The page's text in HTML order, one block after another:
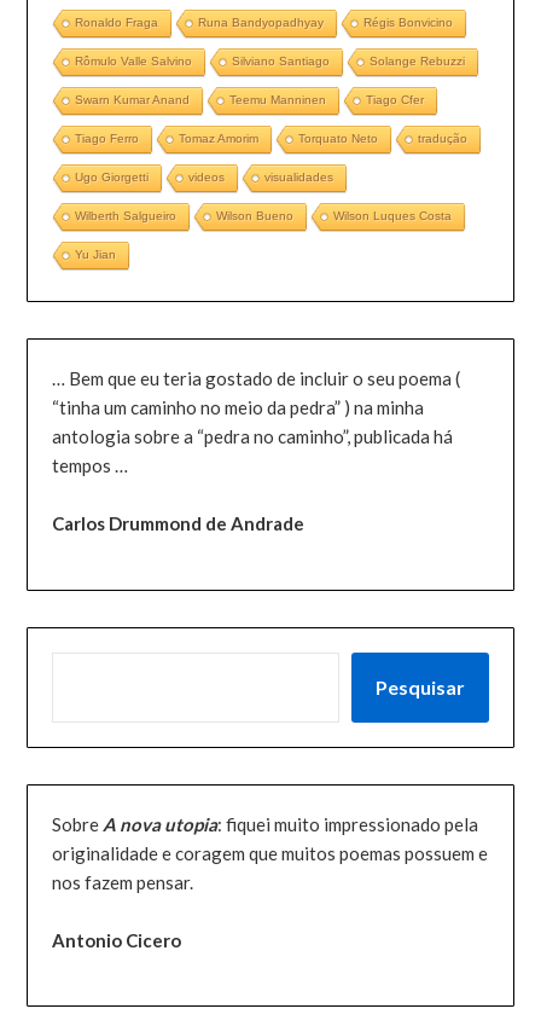
Ronaldo Fraga Runa Bandyopadhyay Régis Bonvicino
Rômulo Valle Salvino Silviano Santiago Solange Rebuzzi
Swarn Kumar Anand Teemu Manninen Tiago Cfer
Tiago Ferro Tomaz Amorim Torquato Neto tradução
Ugo Giorgetti videos visualidades
Wilberth Salgueiro Wilson Bueno Wilson Luques Costa
Yu Jian
… Bem que eu teria gostado de incluir o seu poema (
“tinha um caminho no meio da pedra” ) na minha
antologia sobre a “pedra no caminho”, publicada há
tempos …
Carlos Drummond de Andrade
Pesquisar
Sobre A nova utopia: fiquei muito impressionado pela
originalidade e coragem que muitos poemas possuem e
nos fazem pensar.
Antonio Cicero